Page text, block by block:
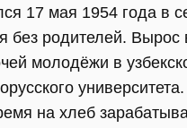
17 мая 1954 года в
без родителей. Вырос
молодёжи в
на хлеб